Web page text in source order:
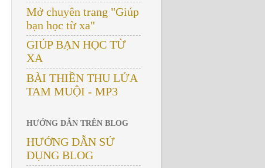
Mở chuyên trang "Giúp
bạn học từ xa"
GIÚP BẠN HỌC TỪ
XA
BÀI THIỀN THU LỬA
TAM MUỘI - MP3
HƯỚNG DẪN TRÊN BLOG
HƯỚNG DẪN SỬ
DỤNG BLOG